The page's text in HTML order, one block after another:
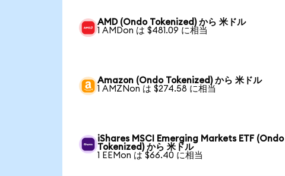
AMD (Ondo Tokenized) から 米ドル
1 AMDon は $481.09 に相当
Amazon (Ondo Tokenized) から 米ドル
1 AMZNon は $274.58 に相当
iShares MSCI Emerging Markets ETF (Ondo
Tokenized) から 米ドル
1 EEMon は $66.40 に相当